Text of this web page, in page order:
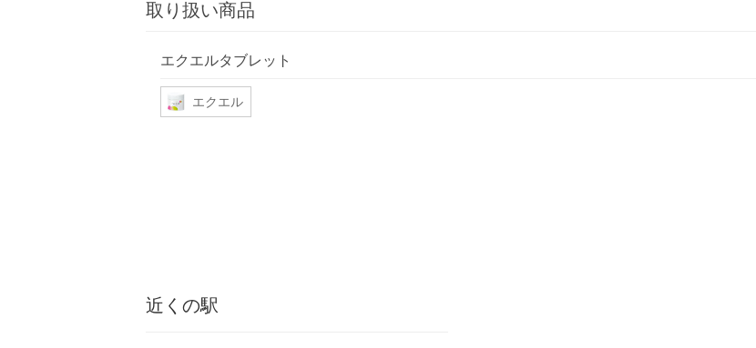
取り扱い商品
エクエルタブレット
エクエル
近くの駅